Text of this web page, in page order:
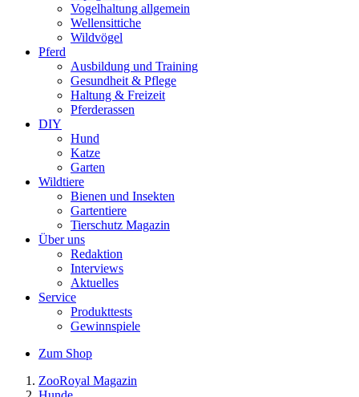
Vogelhaltung allgemein
Wellensittiche
Wildvögel
Pferd
Ausbildung und Training
Gesundheit & Pflege
Haltung & Freizeit
Pferderassen
DIY
Hund
Katze
Garten
Wildtiere
Bienen und Insekten
Gartentiere
Tierschutz Magazin
Über uns
Redaktion
Interviews
Aktuelles
Service
Produkttests
Gewinnspiele
Zum Shop
ZooRoyal Magazin